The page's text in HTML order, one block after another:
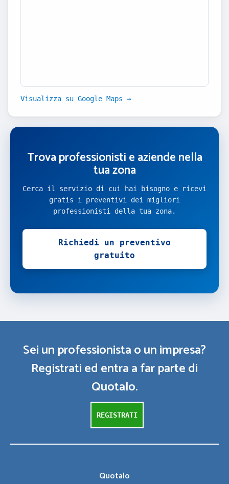
Visualizza su Google Maps →
Trova professionisti e aziende nella
tua zona
Cerca il servizio di cui hai bisogno e ricevi
gratis i preventivi dei migliori
professionisti della tua zona.
Richiedi un preventivo
gratuito
Sei un professionista o un impresa?
Registrati ed entra a far parte di
Quotalo.
REGISTRATI
Quotalo